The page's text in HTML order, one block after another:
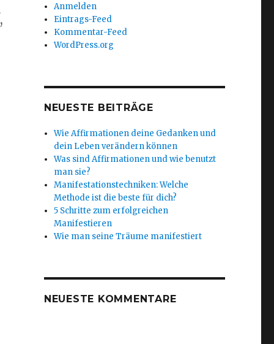
Anmelden
Eintrags-Feed
Kommentar-Feed
WordPress.org
NEUESTE BEITRÄGE
Wie Affirmationen deine Gedanken und
dein Leben verändern können
Was sind Affirmationen und wie benutzt
man sie?
Manifestationstechniken: Welche
Methode ist die beste für dich?
5 Schritte zum erfolgreichen
Manifestieren
Wie man seine Träume manifestiert
NEUESTE KOMMENTARE